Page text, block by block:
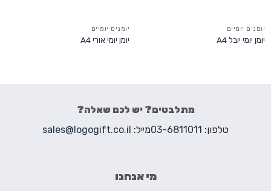
יומנים יומיים
יומן יומי יובל A4
יומנים יומיים
יומן יומי אורי A4
מתלבטים? יש לכם שאלה?
טלפון: 03-6811011מייל: sales@logogift.co.il
מי אנחנו